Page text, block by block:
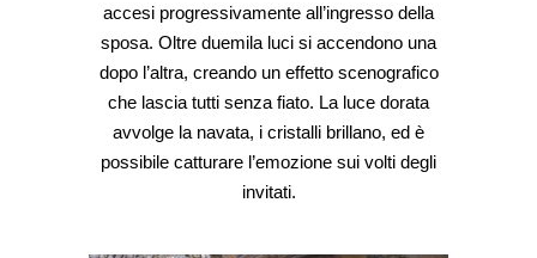
accesi progressivamente all’ingresso della
sposa. Oltre duemila luci si accendono una
dopo l’altra, creando un effetto scenografico
che lascia tutti senza fiato. La luce dorata
avvolge la navata, i cristalli brillano, ed è
possibile catturare l’emozione sui volti degli
invitati.